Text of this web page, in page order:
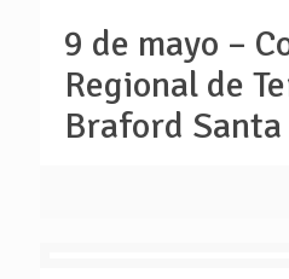
9 de mayo –
Regional de
Braford Santa